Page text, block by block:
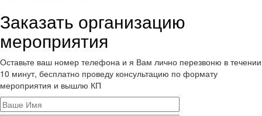
Заказать организацию
мероприятия
Оставьте ваш номер телефона и я Вам лично перезвоню в течении
10 минут, бесплатно проведу консультацию по формату
мероприятия и вышлю КП